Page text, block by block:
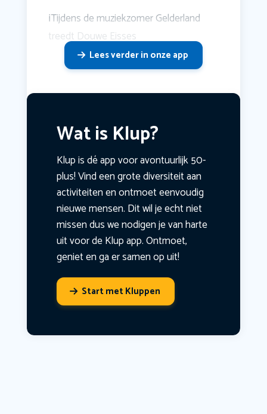
ℹ️Tijdens de muziekzomer Gelderland
treedt Douwe Eisses
Lees verder in onze app
Wat is Klup?
Klup is dé app voor avontuurlijk 50-
plus! Vind een grote diversiteit aan
activiteiten en ontmoet eenvoudig
nieuwe mensen. Dit wil je echt niet
missen dus we nodigen je van harte
uit voor de Klup app. Ontmoet,
geniet en ga er samen op uit!
Start met Kluppen